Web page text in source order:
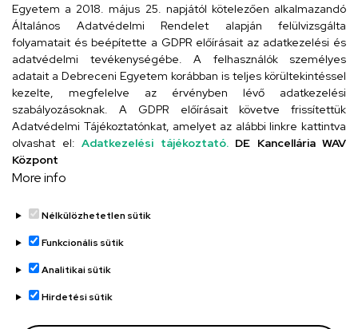
4026 Debrecen, Arany János tér 1.
Szervezeti telefonkönyv
UD telefonkönyv
Adatvédelem
Adatvédelem
Egyetem a 2018. május 25. napjától kötelezően alkalmazandó
Általános Adatvédelmi Rendelet alapján felülvizsgálta
folyamatait és beépítette a GDPR előírásait az adatkezelési és
adatvédelmi tevékenységébe. A felhasználók személyes
adatait a Debreceni Egyetem korábban is teljes körültekintéssel
kezelte, megfelelve az érvényben lévő adatkezelési
szabályozásoknak. A GDPR előírásait követve frissítettük
Adatvédelmi Tájékoztatónkat, amelyet az alábbi linkre kattintva
olvashat el: Adatkezelési tájékoztató. DE Kancellária WAV
Központ
More info
Nélkülözhetetlen sütik
Funkcionális sütik
Analitikai sütik
Hirdetési sütik